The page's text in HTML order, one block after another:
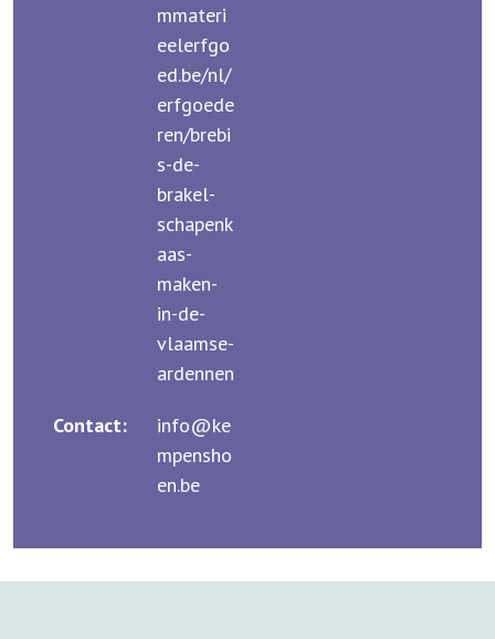
mmateri
eelerfgo
ed.be/nl/
erfgoede
ren/brebi
s-de-
brakel-
schapenk
aas-
maken-
in-de-
vlaamse-
ardennen
Contact:
info@ke
mpensho
en.be